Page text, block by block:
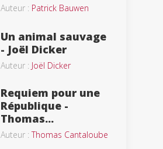
Auteur : Patrick Bauwen
Un animal sauvage
- Joël Dicker
Auteur : Joël Dicker
Requiem pour une
République -
Thomas...
Auteur :Thomas Cantaloube